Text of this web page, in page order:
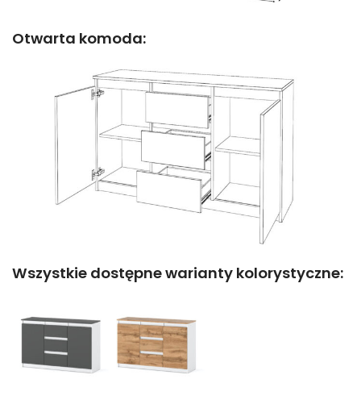
Otwarta komoda:
Wszystkie dostępne warianty kolorystyczne: